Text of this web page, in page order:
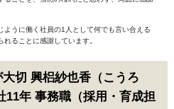
ように働く社員の1人として何でも言い合える
ることに感謝しています。
切 興梠紗也香（こうろ
11年 事務職（採用・育成担